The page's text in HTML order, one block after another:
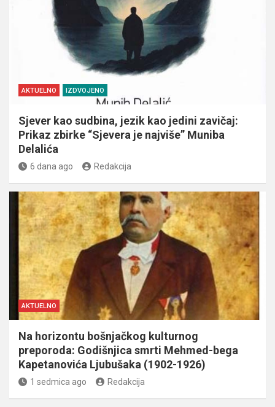
AKTUELNO IZDVOJENO
Sjever kao sudbina, jezik kao jedini zavičaj:
Prikaz zbirke “Sjevera je najviše” Muniba
Delalića
6 dana ago Redakcija
AKTUELNO
Na horizontu bošnjačkog kulturnog
preporoda: Godišnjica smrti Mehmed-bega
Kapetanovića Ljubušaka (1902-1926)
1 sedmica ago Redakcija